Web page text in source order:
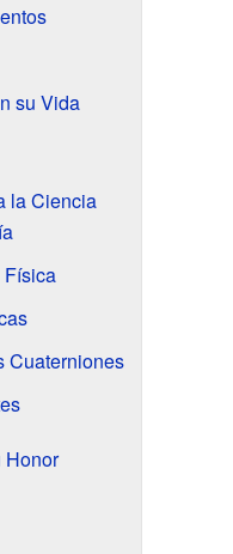
su Vida
la Ciencia
Física
Cuaterniones
Honor